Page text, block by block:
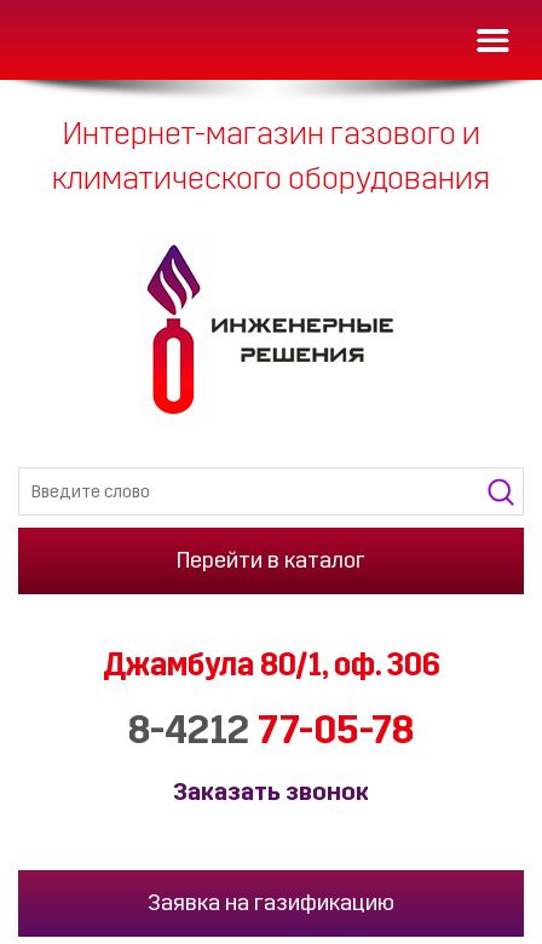
Интернет-магазин газового и
климатического оборудования
Перейти в каталог
Джамбула 80/1,оф. 306
8-4212 77-05-78
Заказать звонок
Заявка на газификацию